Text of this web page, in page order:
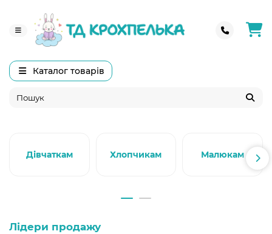
Каталог товарів
Дівчаткам Хлопчикам Малюкам
Лідери продажу